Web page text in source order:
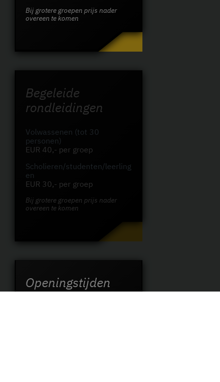
Bij grotere groepen prijs nader
overeen te komen
Begeleide
rondleidingen
Volwassenen (tot 30
personen)
EUR 40,- per groep
Scholieren/studenten/leerling
en
EUR 30,- per groep
Bij grotere groepen prijs nader
overeen te komen
Openingstijden